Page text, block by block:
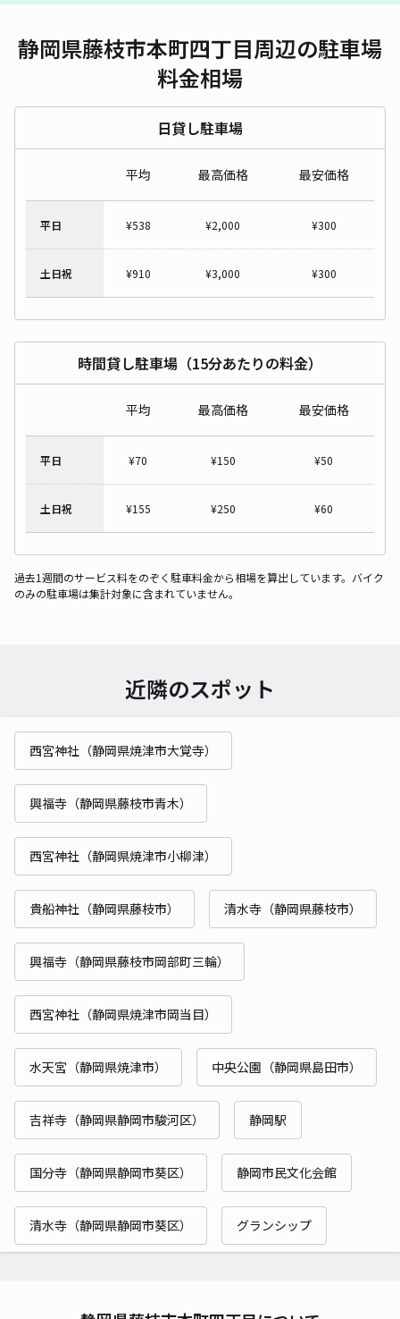
静岡県藤枝市本町四丁目周辺の駐車場
料金相場
日貸し駐車場
平均 最高価格 最安価格
平日 ¥538 ¥2,000 ¥300
土日祝 ¥910 ¥3,000 ¥300
時間貸し駐車場（15分あたりの料金）
平均 最高価格 最安価格
平日 ¥70 ¥150 ¥50
土日祝 ¥155 ¥250 ¥60
過去1週間のサービス料をのぞく駐車料金から相場を算出しています。バイク
のみの駐車場は集計対象に含まれていません。
近隣のスポット
西宮神社（静岡県焼津市大覚寺）
興福寺（静岡県藤枝市青木）
西宮神社（静岡県焼津市小柳津）
貴船神社（静岡県藤枝市） 清水寺（静岡県藤枝市）
興福寺（静岡県藤枝市岡部町三輪）
西宮神社（静岡県焼津市岡当目）
水天宮（静岡県焼津市） 中央公園（静岡県島田市）
吉祥寺（静岡県静岡市駿河区） 静岡駅
国分寺（静岡県静岡市葵区） 静岡市民文化会館
清水寺（静岡県静岡市葵区） グランシップ